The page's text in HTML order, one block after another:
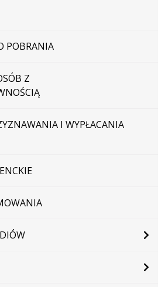
POBRANIA
Z
I WYPŁACANIA